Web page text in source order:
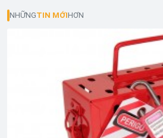
NHỮNGTIN MỚIHƠN